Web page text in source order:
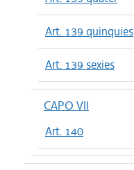
Art. 139 quinquies
Art. 139 sexies
CAPO VII
Art. 140